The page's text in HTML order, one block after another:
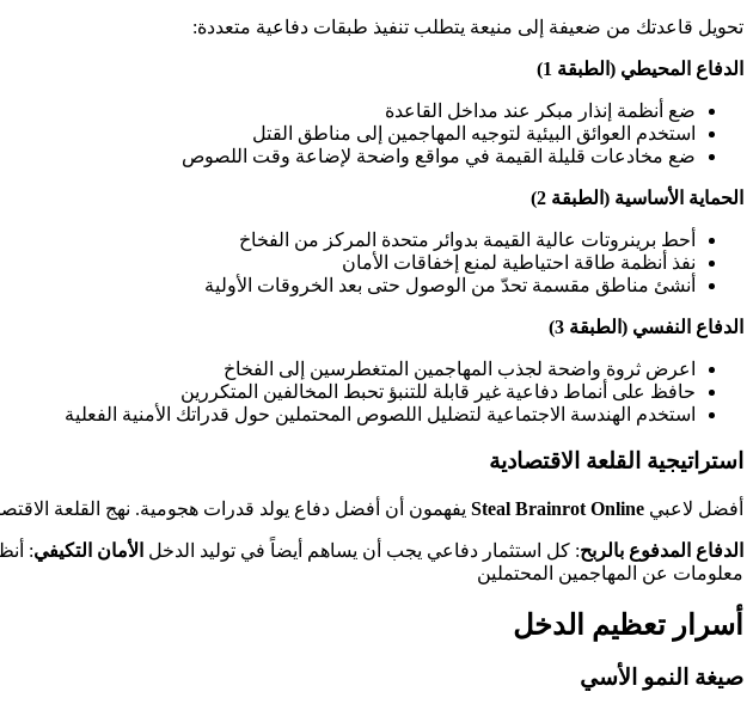
تحويل قاعدتك من ضعيفة إلى منيعة يتطلب تنفيذ طبقات دفاعية متعددة:
الدفاع المحيطي (الطبقة 1)
ضع أنظمة إنذار مبكر عند مداخل القاعدة
استخدم العوائق البيئية لتوجيه المهاجمين إلى مناطق القتل
ضع مخادعات قليلة القيمة في مواقع واضحة لإضاعة وقت اللصوص
الحماية الأساسية (الطبقة 2)
أحط برينروتات عالية القيمة بدوائر متحدة المركز من الفخاخ
نفذ أنظمة طاقة احتياطية لمنع إخفاقات الأمان
أنشئ مناطق مقسمة تحدّ من الوصول حتى بعد الخروقات الأولية
الدفاع النفسي (الطبقة 3)
اعرض ثروة واضحة لجذب المهاجمين المتغطرسين إلى الفخاخ
حافظ على أنماط دفاعية غير قابلة للتنبؤ تحبط المخالفين المتكررين
استخدم الهندسة الاجتماعية لتضليل اللصوص المحتملين حول قدراتك الأمنية الفعلية
استراتيجية القلعة الاقتصادية
أفضل لاعبي Steal Brainrot Online يفهمون أن أفضل دفاع يولد قدرات هجومية. نهج القلعة
الدفاع المدفوع بالربح: كل استثمار دفاعي يجب أن يساهم أيضاً في توليد الدخل الأمان التكيفي:
معلومات عن المهاجمين المحتملين
أسرار تعظيم الدخل
صيغة النمو الأسي